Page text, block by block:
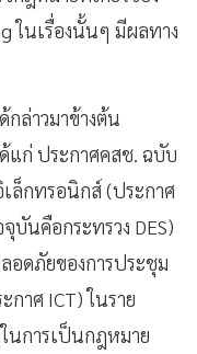
ในเรื่องนั้นๆ มีผลทาง
กล่าวมาข้างต้น
แก่ ประกาศคสช. ฉบับ
ล็กทรอนิกส์ (ประกาศ
บันคือกระทรวง DES)
อดภัยของการประชุม
าศ ICT) ในราย
นการเป็นกฎหมาย